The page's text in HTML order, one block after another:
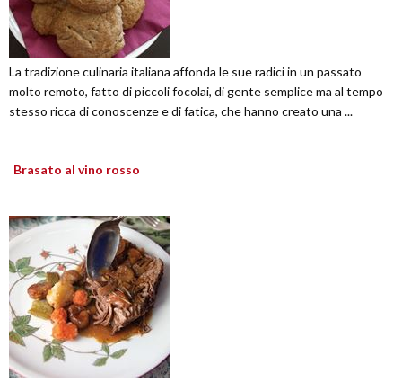
La tradizione culinaria italiana affonda le sue radici in un passato
molto remoto, fatto di piccoli focolai, di gente semplice ma al tempo
stesso ricca di conoscenze e di fatica, che hanno creato una ...
Brasato al vino rosso